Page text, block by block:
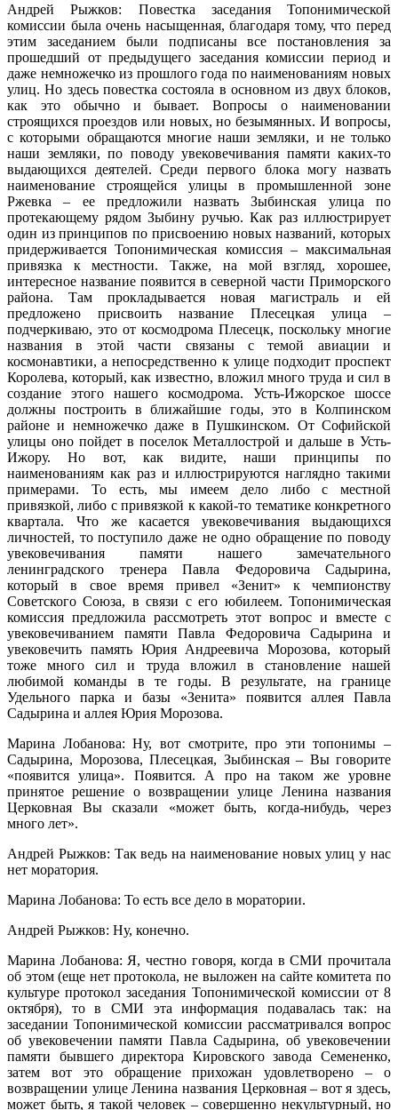
Андрей Рыжков: Повестка заседания Топонимической
комиссии была очень насыщенная, благодаря тому, что перед
этим заседанием были подписаны все постановления за
прошедший от предыдущего заседания комиссии период и
даже немножечко из прошлого года по наименованиям новых
улиц. Но здесь повестка состояла в основном из двух блоков,
как это обычно и бывает. Вопросы о наименовании
строящихся проездов или новых, но безымянных. И вопросы,
с которыми обращаются многие наши земляки, и не только
наши земляки, по поводу увековечивания памяти каких-то
выдающихся деятелей. Среди первого блока могу назвать
наименование строящейся улицы в промышленной зоне
Ржевка – ее предложили назвать Зыбинская улица по
протекающему рядом Зыбину ручью. Как раз иллюстрирует
один из принципов по присвоению новых названий, которых
придерживается Топонимическая комиссия – максимальная
привязка к местности. Также, на мой взгляд, хорошее,
интересное название появится в северной части Приморского
района. Там прокладывается новая магистраль и ей
предложено присвоить название Плесецкая улица –
подчеркиваю, это от космодрома Плесецк, поскольку многие
названия в этой части связаны с темой авиации и
космонавтики, а непосредственно к улице подходит проспект
Королева, который, как известно, вложил много труда и сил в
создание этого нашего космодрома. Усть-Ижорское шоссе
должны построить в ближайшие годы, это в Колпинском
районе и немножечко даже в Пушкинском. От Софийской
улицы оно пойдет в поселок Металлострой и дальше в Усть-
Ижору. Но вот, как видите, наши принципы по
наименованиям как раз и иллюстрируются наглядно такими
примерами. То есть, мы имеем дело либо с местной
привязкой, либо с привязкой к какой-то тематике конкретного
квартала. Что же касается увековечивания выдающихся
личностей, то поступило даже не одно обращение по поводу
увековечивания памяти нашего замечательного
ленинградского тренера Павла Федоровича Садырина,
который в свое время привел «Зенит» к чемпионству
Советского Союза, в связи с его юбилеем. Топонимическая
комиссия предложила рассмотреть этот вопрос и вместе с
увековечиванием памяти Павла Федоровича Садырина и
увековечить память Юрия Андреевича Морозова, который
тоже много сил и труда вложил в становление нашей
любимой команды в те годы. В результате, на границе
Удельного парка и базы «Зенита» появится аллея Павла
Садырина и аллея Юрия Морозова.
Марина Лобанова: Ну, вот смотрите, про эти топонимы –
Садырина, Морозова, Плесецкая, Зыбинская – Вы говорите
«появится улица». Появится. А про на таком же уровне
принятое решение о возвращении улице Ленина названия
Церковная Вы сказали «может быть, когда-нибудь, через
много лет».
Андрей Рыжков: Так ведь на наименование новых улиц у нас
нет моратория.
Марина Лобанова: То есть все дело в моратории.
Андрей Рыжков: Ну, конечно.
Марина Лобанова: Я, честно говоря, когда в СМИ прочитала
об этом (еще нет протокола, не выложен на сайте комитета по
культуре протокол заседания Топонимической комиссии от 8
октября), то в СМИ эта информация подавалась так: на
заседании Топонимической комиссии рассматривался вопрос
об увековечении памяти Павла Садырина, об увековечении
памяти бывшего директора Кировского завода Семененко,
затем вот это обращение прихожан удовлетворено – о
возвращении улице Ленина названия Церковная – вот я здесь,
может быть, я такой человек – совершенно некультурный, но